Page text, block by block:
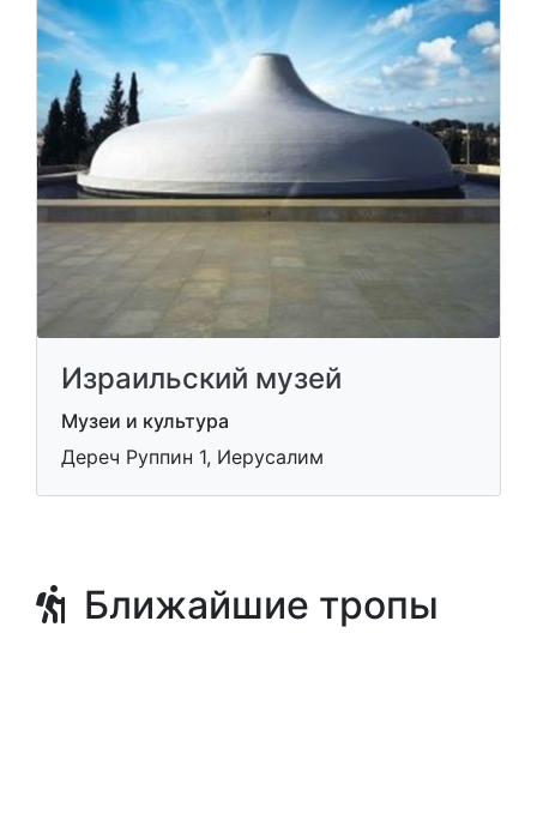
Израильский музей
Музеи и культура
Дереч Руппин 1, Иерусалим
Ближайшие тропы